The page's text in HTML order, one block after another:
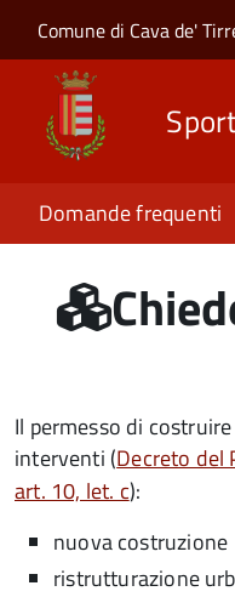
Salta al
Skip to site
Comune di Cava de'
Domande frequenti
Il permesso di
interventi (Decreto del
art. 10, let. c):
nuova costruzione
ristrutturazione